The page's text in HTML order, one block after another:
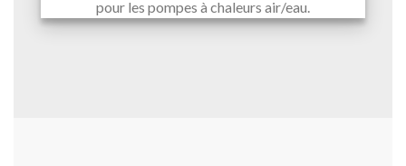
pour les pompes à chaleurs air/eau.